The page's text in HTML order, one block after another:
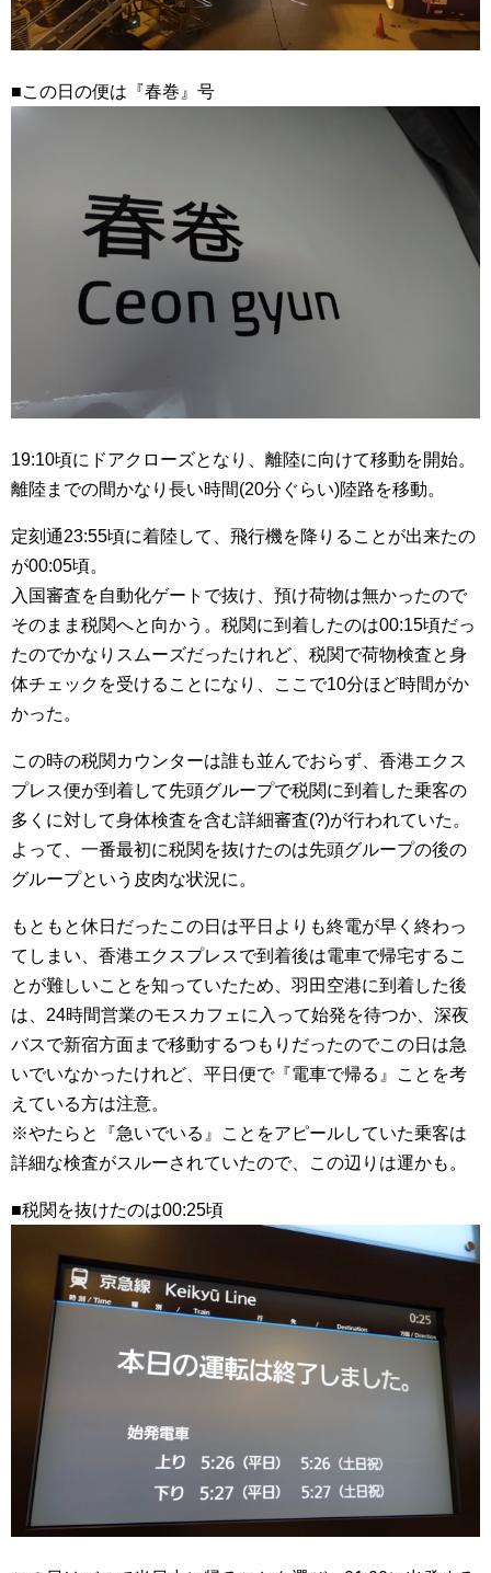
■この日の便は『春巻』号
19:10頃にドアクローズとなり、離陸に向けて移動を開始。
離陸までの間かなり長い時間(20分ぐらい)陸路を移動。
定刻通23:55頃に着陸して、飛行機を降りることが出来たの
が00:05頃。
入国審査を自動化ゲートで抜け、預け荷物は無かったので
そのまま税関へと向かう。税関に到着したのは00:15頃だっ
たのでかなりスムーズだったけれど、税関で荷物検査と身
体チェックを受けることになり、ここで10分ほど時間がか
かった。
この時の税関カウンターは誰も並んでおらず、香港エクス
プレス便が到着して先頭グループで税関に到着した乗客の
多くに対して身体検査を含む詳細審査(?)が行われていた。
よって、一番最初に税関を抜けたのは先頭グループの後の
グループという皮肉な状況に。
もともと休日だったこの日は平日よりも終電が早く終わっ
てしまい、香港エクスプレスで到着後は電車で帰宅するこ
とが難しいことを知っていたため、羽田空港に到着した後
は、24時間営業のモスカフェに入って始発を待つか、深夜
バスで新宿方面まで移動するつもりだったのでこの日は急
いでいなかったけれど、平日便で『電車で帰る』ことを考
えている方は注意。
※やたらと『急いでいる』ことをアピールしていた乗客は
詳細な検査がスルーされていたので、この辺りは運かも。
■税関を抜けたのは00:25頃